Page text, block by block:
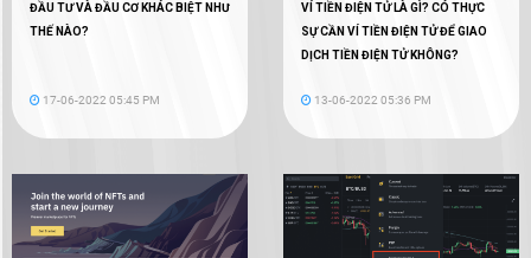
ĐẦU TƯ VÀ ĐẦU CƠ KHÁC BIỆT NHƯ
THẾ NÀO?
17-06-2022 05:45 PM
VÍ TIỀN ĐIỆN TỬ LÀ GÌ? CÓ THỰC
SỰ CẦN VÍ TIỀN ĐIỆN TỬ ĐỂ GIAO
DỊCH TIỀN ĐIỆN TỬ KHÔNG?
13-06-2022 05:36 PM